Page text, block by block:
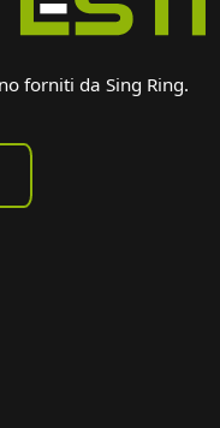
forniti da Sing Ring.